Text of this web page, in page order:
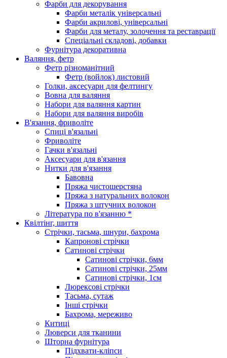
Фарби для декорування
Фарби металік універсальні
Фарби акрилові, універсальні
Фарби для металу, золочення та реставрації
Спеціальні складові, добавки
Фурнітура декоративна
Валяння, фетр
Фетр різноманітний
Фетр (войлок) листовий
Голки, аксесуари для фелтингу
Вовна для валяння
Набори для валяння картин
Набори для валяння виробів
В'язання, фриволіте
Спиці в'язальні
Фриволіте
Гачки в'язальні
Аксесуари для в'язання
Нитки для в'язання
Бавовна
Пряжа чистошерстяна
Пряжа з натуральних волокон
Пряжа з штучних волокон
Література по в'язанню *
Квілтінг, шиття
Стрічки, тасьма, шнури, бахрома
Капронові стрічки
Сатинові стрічки
Сатинові стрічки, 6мм
Сатинові стрічки, 25мм
Сатинові стрічки, 1см
Люрексові стрічки
Тасьма, сутаж
Інші стрічки
Бахрома, мереживо
Китиці
Люверси для тканини
Шторна фурнітура
Підхвати-кліпси